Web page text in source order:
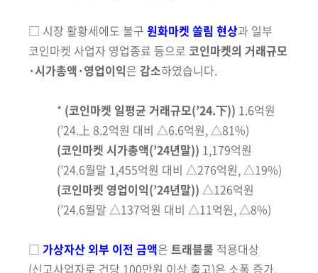
□ 시장 활황세에도 불구 원화마켓 쏠림 현상과 일부
코인마켓 사업자 영업종료 등으로 코인마켓의 거래규모
·시가총액·영업이익은 감소하였습니다.
* (코인마켓 일평균 거래규모(’24.下)) 1.6억원
(’24.上 8.2억원 대비 △6.6억원, △81%)
(코인마켓 시가총액(’24년말)) 1,179억원
(’24.6월말 1,455억원 대비 △276억원, △19%)
(코인마켓 영업이익(’24년말)) △126억원
(’24.6월말 △137억원 대비 △11억원, △8%)
□ 가상자산 외부 이전 금액은 트래블룰 적용대상
(신고사업자로 건당 100만원 이상 출고)은 소폭 증가,